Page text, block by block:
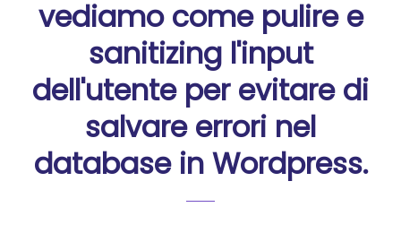
vediamo come pulire e
sanitizing l'input
dell'utente per evitare di
salvare errori nel
database in Wordpress.